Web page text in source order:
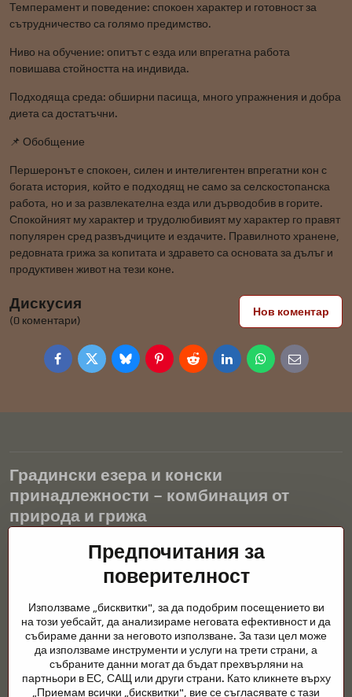
Темперамент и поведение: спокоен характер и готовност за
сътрудничество са голямо предимство.
Ниво на обучение: опитът с езда или впрегатна работа
повишава стойността на индивида.
Подходяща среда: обширни пасища, много упражнения и добра
диета са достатъчни.
📌 Обобщение
Першеронът е спокоен, силен и интелигентен впрегатни кон с
богата история, който е подходящ не само за селскостопанска
работа, но и за развлекателна езда или дърводобив в горите.
Спокойният му характер и трудолюбивият му характер го правят
популярен сред развъдчиците и ездачите. Правилното хранене,
редовната грижа за копитата и здравето са основата за дълъг и
продуктивен живот на тези коне.
Дискусия
(0 коментари)
Нов коментар
FacebookTwitterBlueskyPinterestRedditLinkedInWhatsApp
E-
mail
Градински езера и конски
принадлежности – комбинация от
природа и грижа
Градинските езера са красиво допълнение към всеки екстериор
и създават хармонична среда за релаксация и живот на водните
животни. Правилната технология, филтрацията и редовната
през цялата година. Също толкова важна е грижата за
животните, които са част от нашия живот.
Конете се нуждаят от висококачествени конски принадлежности,
правилно хранене и отговорни грижи, за да бъдат здрави, силни
и доволни. Независимо дали става въпрос за екипировка за
Предпочитания за
поверителност
Използваме „бисквитки", за да подобрим посещението ви
на този уебсайт, да анализираме неговата ефективност и да
събираме данни за неговото използване. За тази цел може
да използваме инструменти и услуги на трети страни, а
събраните данни могат да бъдат прехвърляни на
партньори в ЕС, САЩ или други страни. Като кликнете върху
„Приемам всички „бисквитки", вие се съгласявате с тази